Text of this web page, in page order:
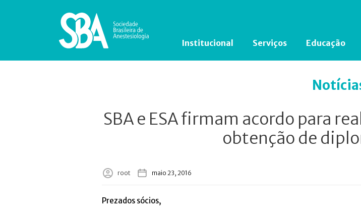
Institucional Serviços Educação
SBA e ESA firmam acordo para
obtenção de
root maio 23, 2016
Prezados sócios,